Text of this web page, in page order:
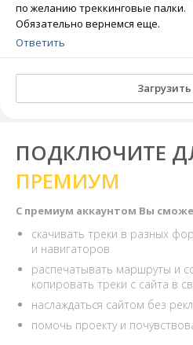
по желанию треккинговые палки.
Обязательно вернемся еще.
Ответить
ПОДКЛЮЧИТЕ
ПРЕМИУМ
С премиум аккаунтом Вы
скачивать треки в разных
и навигаторов
распечатывать маршруты и
копировать треки с сайта в
наслаждаться сайтом без
помочь проекту и